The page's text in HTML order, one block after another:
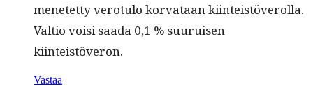
menetet­ty vero­tu­lo kor­vataan kiin­teistöverol­la.
Val­tio voisi saa­da 0,1 % suu­ruisen
kiinteistöveron.
Vastaa